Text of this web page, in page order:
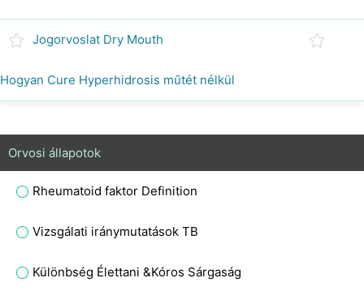
Jogorvoslat Dry Mouth
Hogyan Cure Hyperhidrosis műtét nélkül
Orvosi állapotok
Rheumatoid faktor Definition
Vizsgálati iránymutatások TB
Különbség Élettani &Kóros Sárgaság